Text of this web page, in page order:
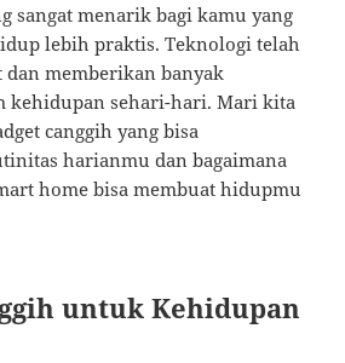
sangat menarik bagi kamu yang
lebih praktis. Teknologi telah
dan memberikan banyak
kehidupan sehari-hari. Mari kita
canggih yang bisa
harianmu dan bagaimana
home bisa membuat hidupmu
untuk Kehidupan